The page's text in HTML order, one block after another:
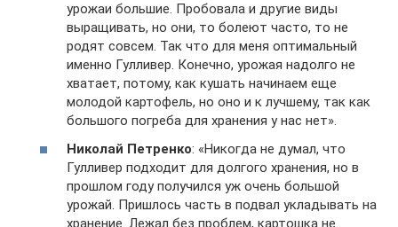
урожаи большие. Пробовала и другие виды
выращивать, но они, то болеют часто, то не
родят совсем. Так что для меня оптимальный
именно Гулливер. Конечно, урожая надолго не
хватает, потому, как кушать начинаем еще
молодой картофель, но оно и к лучшему, так как
большого погреба для хранения у нас нет».
Николай Петренко: «Никогда не думал, что
Гулливер подходит для долгого хранения, но в
прошлом году получился уж очень большой
урожай. Пришлось часть в подвал укладывать на
хранение. Лежал без проблем, картошка не